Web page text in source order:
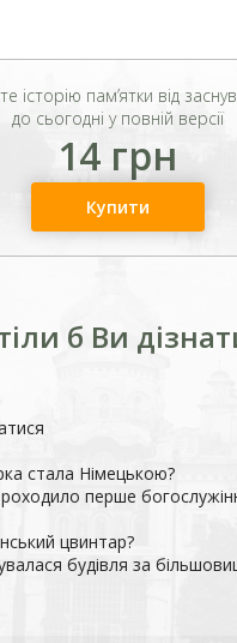
історію пам’ятки від
до сьогодні у повній версії
14 грн
Купити
б Ви
стала Німецькою?
перше
цвинтар?
будівля за